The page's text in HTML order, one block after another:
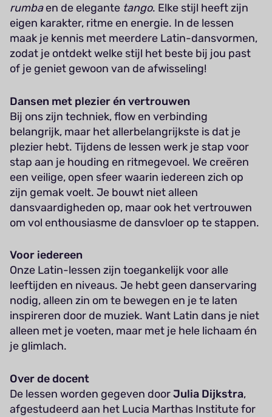
rumbaen de elegante tango. Elke stijl heeft zijn
eigen karakter, ritme en energie. In de lessen
maak je kennis met meerdere Latin-dansvormen,
zodat je ontdekt welke stijl het beste bij jou past
of je geniet gewoon van de afwisseling!
Dansen met plezier én vertrouwen
Bij ons zijn techniek, flow en verbinding
belangrijk, maar het allerbelangrijkste is dat je
plezier hebt. Tijdens de lessen werk je stap voor
stap aan je houding en ritmegevoel. We creëren
een veilige, open sfeer waarin iedereen zich op
zijn gemak voelt. Je bouwt niet alleen
dansvaardigheden op, maar ook het vertrouwen
om vol enthousiasme de dansvloer op te stappen.
Voor iedereen
Onze Latin-lessen zijn toegankelijk voor alle
leeftijden en niveaus. Je hebt geen danservaring
nodig, alleen zin om te bewegen en je te laten
inspireren door de muziek. Want Latin dans je niet
alleen met je voeten, maar met je hele lichaam én
je glimlach.
Over de docent
De lessen worden gegeven doorJulia Dijkstra,
afgestudeerd aan het Lucia Marthas Institute for